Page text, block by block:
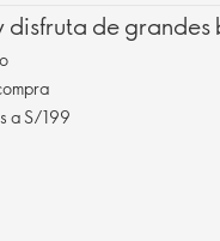
disfruta de grandes
a S/199